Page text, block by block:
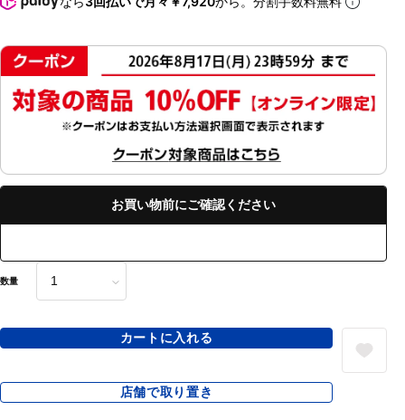
お買い物前にご確認ください
数量
カートに入れる
店舗で取り置き